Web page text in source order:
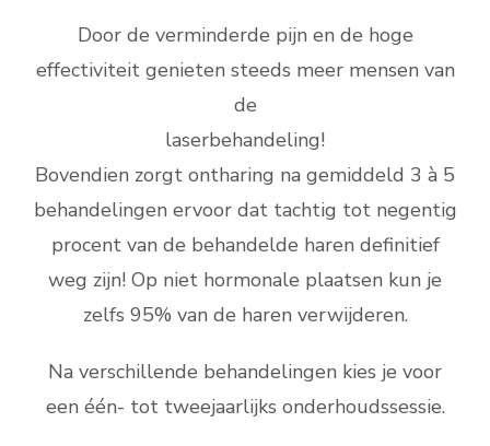
Door de verminderde pijn en de hoge
effectiviteit genieten steeds meer mensen van
de
laserbehandeling!
Bovendien zorgt ontharing na gemiddeld 3 à 5
behandelingen ervoor dat tachtig tot negentig
procent van de behandelde haren definitief
weg zijn! Op niet hormonale plaatsen kun je
zelfs 95% van de haren verwijderen.
Na verschillende behandelingen kies je voor
een één- tot tweejaarlijks onderhoudssessie.